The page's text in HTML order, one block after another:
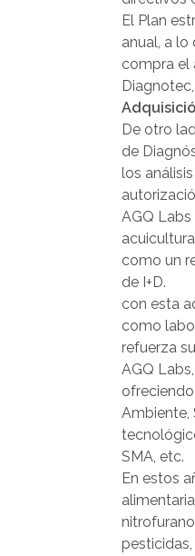
El Plan
anual, a lo
compra el
De otro
de
los
AGQ
como un
de I+D.
con esta
como
refuerza
AGQ
Ambiente,
SMA, etc.
En estos